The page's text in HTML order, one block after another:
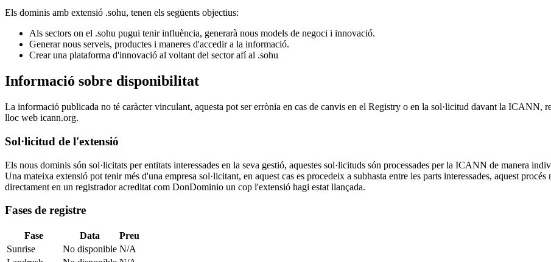
Els dominis amb extensió .sohu, tenen els següents objectius:
Als sectors on el .sohu pugui tenir influència, generarà nous models de negoci i innovació.
Generar nous serveis, productes i maneres d'accedir a la informació.
Crear una plataforma d'innovació al voltant del sector afí al .sohu
Informació sobre disponibilitat
La informació publicada no té caràcter vinculant, aquesta pot ser errònia en cas de canvis en el Registry o en la sol·licitud davant la ICANN,
lloc web icann.org.
Sol·licitud de l'extensió
Els nous dominis són sol·licitats per entitats interessades en la seva gestió, aquestes sol·licituds són processades per la ICANN de manera
Una mateixa extensió pot tenir més d'una empresa sol·licitant, en aquest cas es procedeix a subhasta entre les parts interessades, aquest
directament en un registrador acreditat com DonDominio un cop l'extensió hagi estat llançada.
Fases de registre
Fase Data
Preu
Sunrise
No disponible N/A